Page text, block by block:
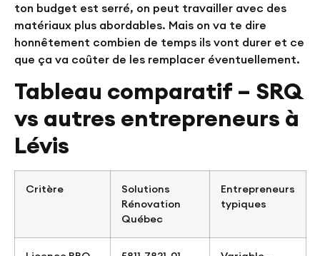
ton budget est serré, on peut travailler avec des
matériaux plus abordables. Mais on va te dire
honnêtement combien de temps ils vont durer et ce
que ça va coûter de les remplacer éventuellement.
Tableau comparatif – SRQ
vs autres entrepreneurs à
Lévis
Critère
Solutions
Rénovation
Québec
Entrepreneurs
typiques